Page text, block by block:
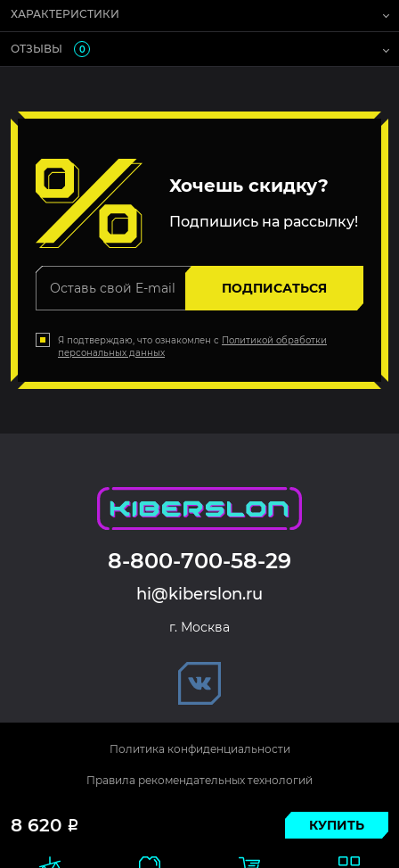
8 620 Р КУПИТЬ
ХАРАКТЕРИСТИКИ
ОТЗЫВЫ 0
Хочешь скидку?
Подпишись на рассылку!
ПОДПИСАТЬСЯ
Я подтверждаю, что ознакомлен с Политикой обработки
персональных данных
8-800-700-58-29
hi@kiberslon.ru
г. Москва
© 2026 KIBERSLON. Все права защищены.
Политика конфиденциальности
Правила рекомендательных технологий